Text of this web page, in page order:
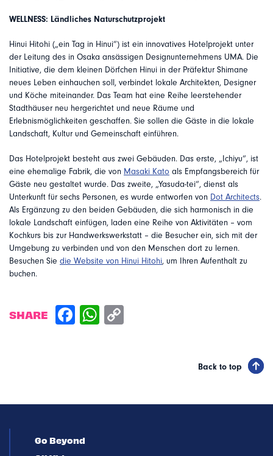
WELLNESS: Ländliches Naturschutzprojekt
Hinui Hitohi („ein Tag in Hinui“) ist ein innovatives Hotelprojekt unter
der Leitung des in Osaka ansässigen Designunternehmens UMA. Die
Initiative, die dem kleinen Dörfchen Hinui in der Präfektur Shimane
neues Leben einhauchen soll, verbindet lokale Architekten, Designer
und Köche miteinander. Das Team hat eine Reihe leerstehender
Stadthäuser neu hergerichtet und neue Räume und
Erlebnismöglichkeiten geschaffen. Sie sollen die Gäste in die lokale
Landschaft, Kultur und Gemeinschaft einführen.
Das Hotelprojekt besteht aus zwei Gebäuden. Das erste, „Ichiyu“, ist
eine ehemalige Fabrik, die von Masaki Kato als Empfangsbereich für
Gäste neu gestaltet wurde. Das zweite, „Yasuda-tei“, dienst als
Unterkunft für sechs Personen, es wurde entworfen von Dot Architects.
Als Ergänzung zu den beiden Gebäuden, die sich harmonisch in die
lokale Landschaft einfügen, laden eine Reihe von Aktivitäten – vom
Kochkurs bis zur Handwerkswerkstatt – die Besucher ein, sich mit der
Umgebung zu verbinden und von den Menschen dort zu lernen.
Besuchen Sie die Website von Hinui Hitohi, um Ihren Aufenthalt zu
buchen.
SHARE
Back to top
Go Beyond